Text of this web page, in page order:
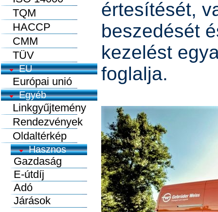
TQM
HACCP
CMM
TÜV
EU
Európai unió
Egyéb
Linkgyűjtemény
Rendezvények
Oldaltérkép
értesítését,
beszedését
kezelést
foglalja.